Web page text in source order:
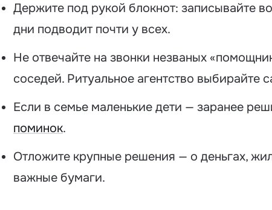
Держите под рукой блокнот: записывайте
дни подводит почти у всех.
Не отвечайте на звонки незваных
соседей. Ритуальное агентство выбирайте
Если в семье маленькие дети — заранее
поминок.
Отложите крупные решения — о деньгах,
важные бумаги.